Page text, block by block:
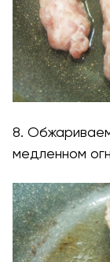
8.
медленном